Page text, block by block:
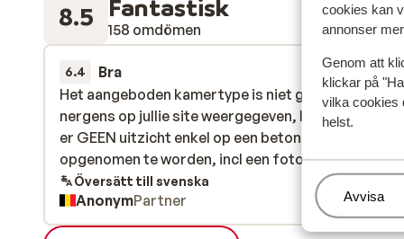
cookies kan
annonser
Genom att
klickar på
vilka cookies
helst.
Hantera
Avvisa
8.5 Fantastisk
158 omdömen
6.4 Bra
för 2 veckor
Het aangeboden kamertype is niet goed en is zo
nergens op jullie site weergegeven, kamer is oké
er GEEN uitzicht enkel op een betonnen muur dit
opgenomen te worden, incl een foto !
Het aangeboden kamertype is niet goed en is zo
nergens op jullie site weergegeven, kamer is oké
er GEEN uitzicht enkel op een betonnen muur dit
opgenomen te worden, incl een foto !
Översätt till svenska
AnonymPartner